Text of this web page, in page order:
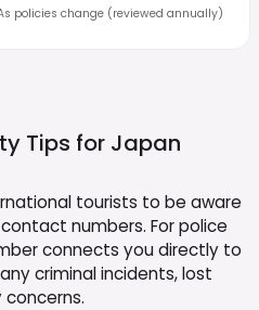
policies change (reviewed annually)
Tips for Japan
tourists to be aware
numbers. For police
connects you directly to
criminal incidents, lost